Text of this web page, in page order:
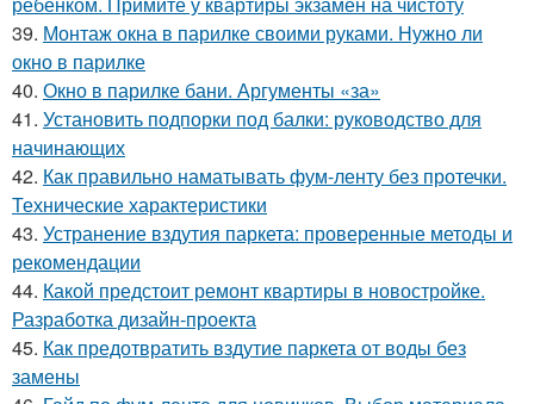
39. Монтаж окна в парилке своими руками. Нужно ли
окно в парилке
40. Окно в парилке бани. Аргументы «за»
41. Установить подпорки под балки: руководство для
начинающих
42. Как правильно наматывать фум-ленту без протечки.
Технические характеристики
43. Устранение вздутия паркета: проверенные методы и
рекомендации
44. Какой предстоит ремонт квартиры в новостройке.
Разработка дизайн-проекта
45. Как предотвратить вздутие паркета от воды без
замены